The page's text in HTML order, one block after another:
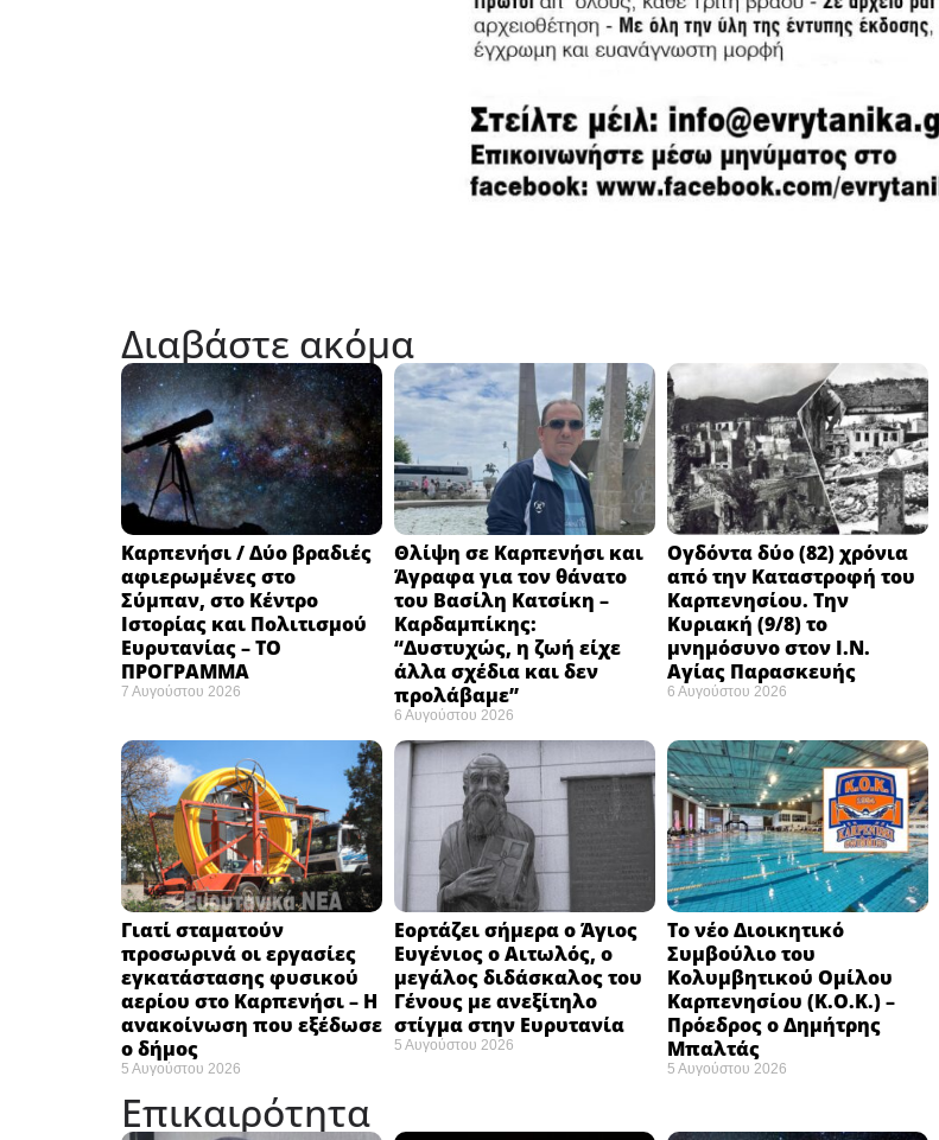
Διαβάστε ακόμα
Καρπενήσι / Δύο βραδιές
αφιερωμένες στο
Σύμπαν, στο Κέντρο
Ιστορίας και Πολιτισμού
Ευρυτανίας – ΤΟ
ΠΡΟΓΡΑΜΜΑ
7 Αυγούστου 2026
Θλίψη σε Καρπενήσι και
Άγραφα για τον θάνατο
του Βασίλη Κατσίκη –
Καρδαμπίκης:
“Δυστυχώς, η ζωή είχε
άλλα σχέδια και δεν
προλάβαμε”
6 Αυγούστου 2026
Ογδόντα δύο (82) χρόνια
από την Καταστροφή του
Καρπενησίου. Την
Κυριακή (9/8) το
μνημόσυνο στον Ι.Ν.
Αγίας Παρασκευής
6 Αυγούστου 2026
Γιατί σταματούν
προσωρινά οι εργασίες
εγκατάστασης φυσικού
αερίου στο Καρπενήσι – Η
ανακοίνωση που εξέδωσε
ο δήμος
5 Αυγούστου 2026
Εορτάζει σήμερα ο Άγιος
Ευγένιος ο Αιτωλός, ο
μεγάλος διδάσκαλος του
Γένους με ανεξίτηλο
στίγμα στην Ευρυτανία
5 Αυγούστου 2026
Το νέο Διοικητικό
Συμβούλιο του
Κολυμβητικού Ομίλου
Καρπενησίου (Κ.Ο.Κ.) –
Πρόεδρος ο Δημήτρης
Μπαλτάς
5 Αυγούστου 2026
Επικαιρότητα